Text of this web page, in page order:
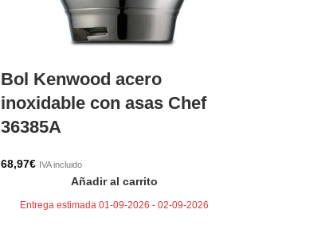
Bol Kenwood acero
inoxidable con asas Chef
36385A
68,97€ IVA incluido
Añadir al carrito
Entrega estimada 01-09-2026 - 02-09-2026